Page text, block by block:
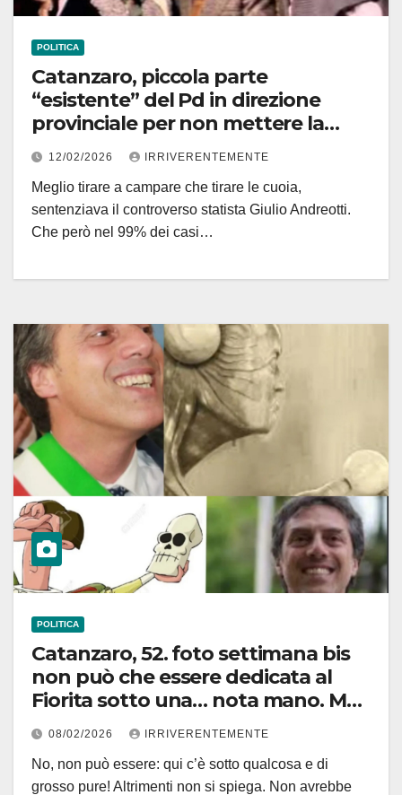
POLITICA
Catanzaro, piccola parte
“esistente” del Pd in direzione
provinciale per non mettere la
firma al ricatto (politico) di cui è
vittima Fiorita. Che se continuerà a
essere sindaco sarà complice di un
“brutto gioco” come i Dem
12/02/2026 IRRIVERENTEMENTE
Meglio tirare a campare che tirare le cuoia,
sentenziava il controverso statista Giulio Andreotti.
Che però nel 99% dei casi…
POLITICA
Catanzaro, 52. foto settimana bis
non può che essere dedicata al
Fiorita sotto una… nota mano. Ma
c’è l’inghippo. Ne siamo sicuri! Solo
che ancora non ne conosciano i
contorni
08/02/2026 IRRIVERENTEMENTE
No, non può essere: qui c’è sotto qualcosa e di
grosso pure! Altrimenti non si spiega. Non avrebbe